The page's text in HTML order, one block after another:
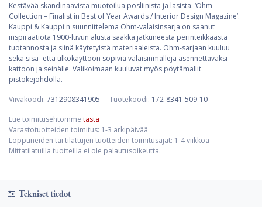
Kestävää skandinaavista muotoilua posliinista ja lasista. ‘Ohm
Collection – Finalist in Best of Year Awards / Interior Design Magazine’.
Kauppi & Kauppi:n suunnittelema Ohm-valaisinsarja on saanut
inspiraatiota 1900-luvun alusta saakka jatkuneesta perinteikkäästä
tuotannosta ja siinä käytetyistä materiaaleista. Ohm-sarjaan kuuluu
sekä sisä- että ulkokäyttöön sopivia valaisinmalleja asennettavaksi
kattoon ja seinälle. Valikoimaan kuuluvat myös pöytämallit
pistokejohdolla.
Viivakoodi: 7312908341905 Tuotekoodi: 172-8341-509-10
Lue toimitusehtomme tästä
Varastotuotteiden toimitus: 1-3 arkipäivää
Loppuneiden tai tilattujen tuotteiden toimitusajat: 1-4 viikkoa
Mittatilatuilla tuotteilla ei ole palautusoikeutta.
Tekniset tiedot